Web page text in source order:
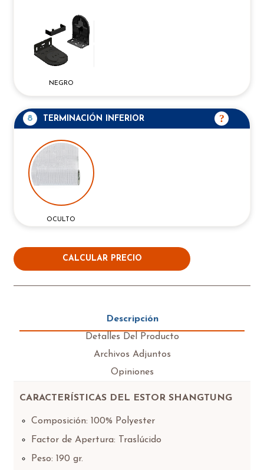
NEGRO
8 TERMINACIÓN INFERIOR
OCULTO
CALCULAR PRECIO
Descripción
Detalles Del Producto
Archivos Adjuntos
Opiniones
CARACTERÍSTICAS DEL ESTOR SHANGTUNG
Composición: 100% Polyester
Factor de Apertura: Traslúcido
Peso: 190 gr.